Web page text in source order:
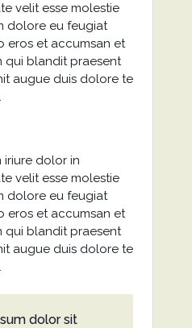
velit esse molestie
dolore eu feugiat
eros et accumsan et
qui blandit praesent
augue duis dolore te
iriure dolor in
velit esse molestie
dolore eu feugiat
eros et accumsan et
qui blandit praesent
augue duis dolore te
dolor sit